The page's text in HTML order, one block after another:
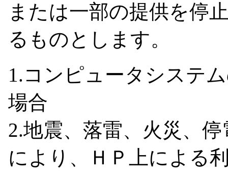
または一部の提供を停
るものとします。
1.コンピュータシステ
場合
2.地震、落雷、火災、
により、ＨＰ上による